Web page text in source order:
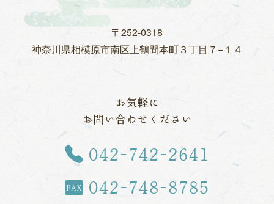
〒252-0318
神奈川県相模原市南区上鶴間本町３丁目７−１４
お気軽に
お問い合わせください
TEL
042-742-2641
FAX 042-748-8785